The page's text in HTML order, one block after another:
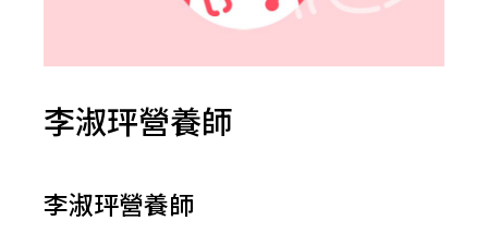
李淑玶營養師
李淑玶營養師